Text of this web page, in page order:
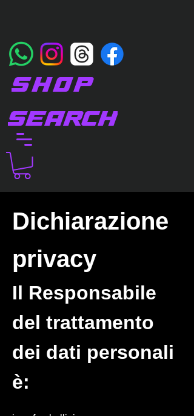
SHOP
SEARCH
Dichiarazione
privacy
Il Responsabile
del trattamento
dei dati personali
è: